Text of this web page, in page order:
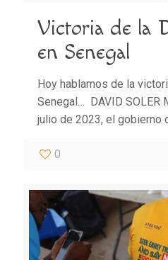
Victoria de la
en Senegal
Hoy hablamos de la
Senegal… DAVID SOLER
julio de 2023, el gobierno
0